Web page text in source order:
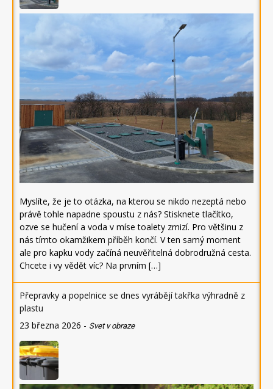
Myslíte, že je to otázka, na kterou se nikdo nezeptá nebo
právě tohle napadne spoustu z nás? Stisknete tlačítko,
ozve se hučení a voda v míse toalety zmizí. Pro většinu z
nás tímto okamžikem příběh končí. V ten samý moment
ale pro kapku vody začíná neuvěřitelná dobrodružná cesta.
Chcete i vy vědět víc? Na prvním […]
Přepravky a popelnice se dnes vyrábějí takřka výhradně z
plastu
23 března 2026 - Svet v obraze